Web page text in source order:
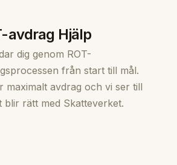
avdrag Hjälp
dig genom ROT-
från start till mål.
maximalt avdrag och vi ser till
blir rätt med Skatteverket.